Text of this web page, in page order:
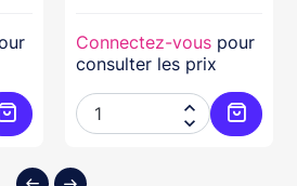
Ajouter au panier
Connectez-vous pour
consulter les prix

